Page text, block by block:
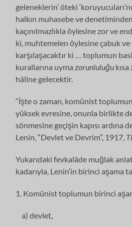
geleneklerin’ öteki
halkın muhasebe ve
kaçınılmazlıkla öylesine zor ve
ki, muhtemelen öylesine çabuk
karşılaşacaktır ki … toplumun
kurallarına uyma zorunluluğu
hâline gelecektir.
“İşte o zaman, komünist
yüksek evresine, onunla birlikte
sönmesine geçişin kapısı ardına
Lenin, “Devlet ve Devrim”, 1917,
Yukarıdaki fevkalâde muğlak
kadarıyla, Lenin’in birinci aşama
1. Komünist toplumun birinci
a) devlet,